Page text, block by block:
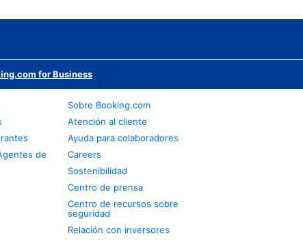
for Business
de
Sobre Booking.com
Atención al cliente
Ayuda para colaboradores
Careers
Sostenibilidad
Centro de prensa
Centro de recursos sobre
seguridad
Relación con inversores